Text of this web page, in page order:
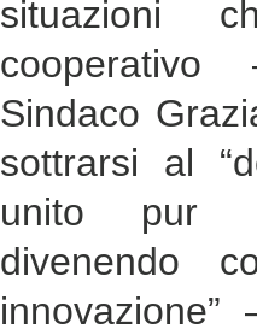
situazioni
Sindaco
sottrarsi al
unito pur
divenendo